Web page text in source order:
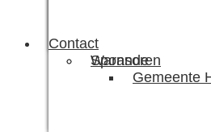
Sponsoren
Gemeente
Warande
Contact